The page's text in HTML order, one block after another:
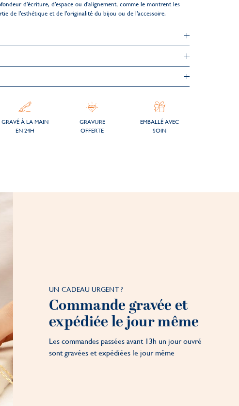
d'écriture, d'espace ou d'alignement, comme le montrent les
de l'esthétique et de l'originalité du bijou ou de l'accessoire.
GRAVÉ À LA MAIN
EN 24H
GRAVURE
OFFERTE
EMBALLÉ AVEC
SOIN
UN CADEAU URGENT ?
Commande gravée et
expédiée le jour même
Les commandes passées avant 13h un jour ouvré
sont gravées et expédiées le jour même